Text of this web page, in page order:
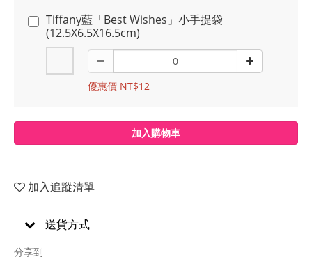
Tiffany藍「Best Wishes」小手提袋
(12.5X6.5X16.5cm)
優惠價 NT$12
加入購物車
加入追蹤清單
送貨方式
分享到